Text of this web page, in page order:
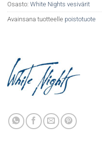
Osasto: White Nights vesivärit
Avainsana tuotteelle poistotuote